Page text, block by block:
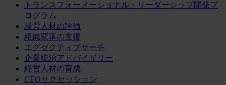
トランスフォーメーショナル・リーダーシップ開発プ
ログラム
経営人材の評価
組織変革の支援
エグゼクティブサーチ
企業統治アドバイザリー
経営人材の育成
CEOサクセッション